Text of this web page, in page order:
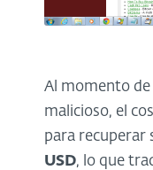
Al momento de
malicioso, el
para recuperar
USD, lo que